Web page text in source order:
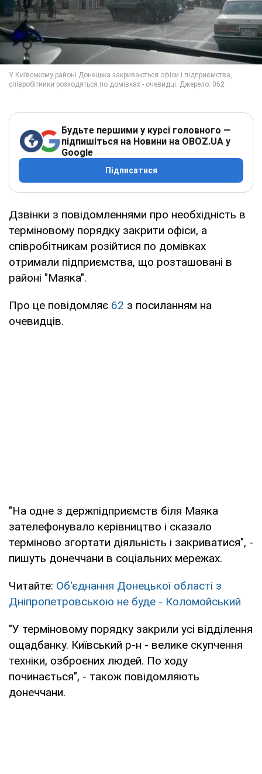
Будьте першими у курсі головного —
підпишіться на Новини на OBOZ.UA у
Google
Підписатися
Дзвінки з повідомленнями про необхідність в
терміновому порядку закрити офіси, а
співробітникам розійтися по домівках
отримали підприємства, що розташовані в
районі "Маяка".
Про це повідомляє 62 з посиланням на
очевидців.
"На одне з держпідприємств біля Маяка
зателефонувало керівництво і сказало
терміново згортати діяльність і закриватися", -
пишуть донеччани в соціальних мережах.
Читайте: Об'єднання Донецької області з
Дніпропетровською не буде - Коломойський
"У терміновому порядку закрили усі відділення
ощадбанку. Київський р-н - велике скупчення
техніки, озброєних людей. По ходу
починається", - також повідомляють
донеччани.